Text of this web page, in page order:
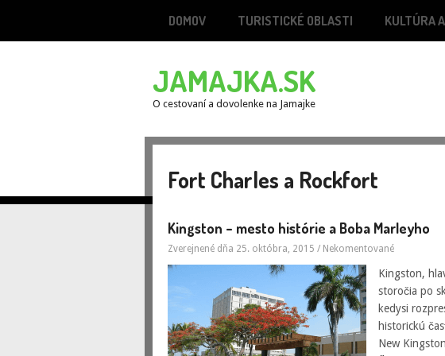
DOMOV TURISTICKÉ OBLASTI KULTÚRA
JAMAJKA.SK
O cestovaní a dovolenke na Jamajke
Fort Charles a Rockfort
Kingston – mesto histórie a Boba Marleyho
Zverejnené dňa 25. októbra, 2015 / Nekomentované
Kingston,
storočia po
kedysi
historickú
New